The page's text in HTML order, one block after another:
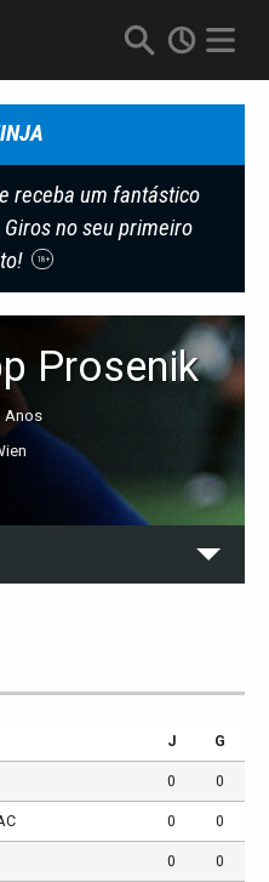
receba um fantástico
no seu primeiro
18+
Prosenik
Anos
J G
0 0
0 0
0 0